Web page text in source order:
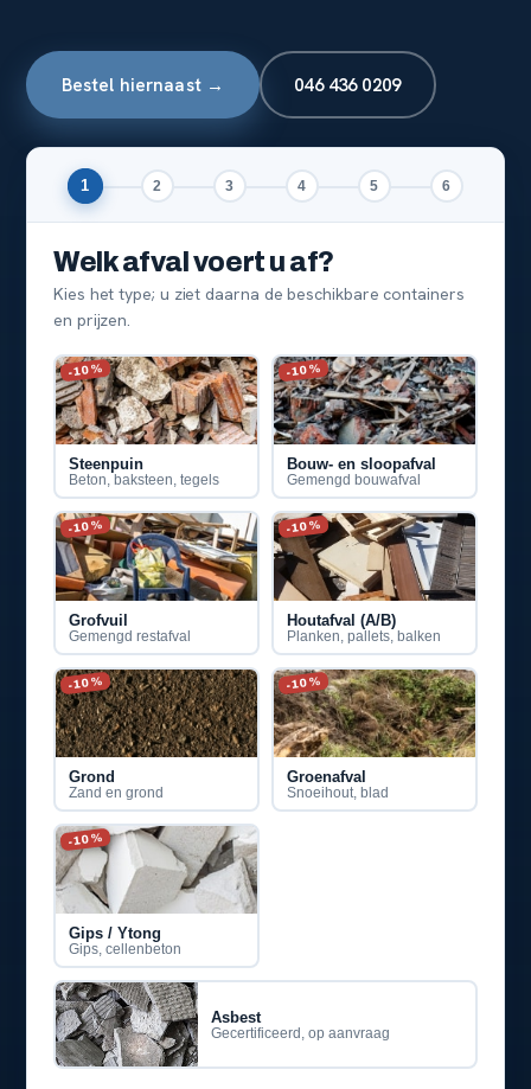
Bestel hiernaast → 046 436 0209
1 2 3 4 5 6
Welk afval voert u af?
Kies het type; u ziet daarna de beschikbare containers
en prijzen.
-10%
Steenpuin
Beton, baksteen, tegels
-10%
Bouw- en sloopafval
Gemengd bouwafval
-10%
Grofvuil
Gemengd restafval
-10%
Houtafval (A/B)
Planken, pallets, balken
-10%
Grond
Zand en grond
-10%
Groenafval
Snoeihout, blad
-10%
Gips / Ytong
Gips, cellenbeton
Asbest
Gecertificeerd, op aanvraag